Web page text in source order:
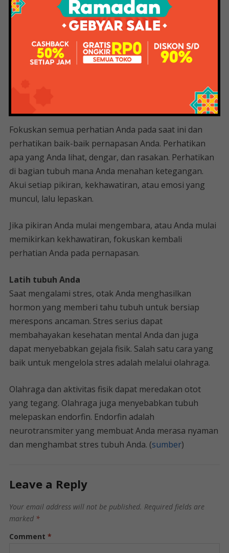
Mindfulness mengurangi reaktivitas emosional,
kecemasan, dan depresi.
Mulailah dengan mencari tempat yang tenang di mana
Anda tidak akan terganggu. Duduklah dengan nyaman
Fokuskan semua perhatian Anda pada saat ini dan
perhatikan baik-baik pernapasan Anda. Perhatikan
apa yang Anda lihat, dengar, dan rasakan. Perhatikan
di bagian tubuh mana Anda menahan ketegangan.
Akui setiap pikiran, kekhawatiran, atau emosi yang
muncul, lalu lepaskan.
Jika pikiran Anda mulai mengembara, atau Anda mulai
memikirkan kekhawatiran, fokuskan kembali
perhatian Anda pada pernapasan.
Latih tubuh Anda
Saat mengalami stres, otak Anda menghasilkan
hormon yang memberi tahu tubuh untuk bersiap
merespons ancaman. Stres serius dapat
membahayakan kesehatan mental Anda dan juga
dapat menyebabkan gejala fisik. Salah satu cara yang
baik untuk mengelola stres adalah melalui olahraga.
Olahraga dan aktivitas fisik dapat meredakan otot
yang tegang. Olahraga juga menyebabkan tubuh
melepaskan endorfin. Endorfin adalah
neurotransmiter yang membuat Anda merasa nyaman
dan menghambat stres tubuh Anda. (sumber)
Leave a Reply
Your email address will not be published. Required fields are
marked *
Comment *